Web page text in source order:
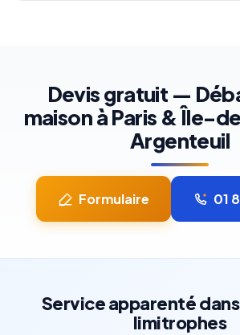
Devis gratuit —
maison à Paris & Île-
Argenteuil
Formulaire 01
Service apparenté
limitrophes